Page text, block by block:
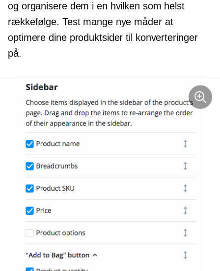
og organisere dem i en hvilken som helst
rækkefølge. Test mange nye måder at
optimere dine produktsider til konverteringer
på.